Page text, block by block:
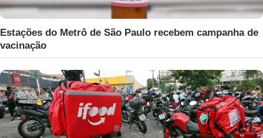
Estações do Metrô de São Paulo recebem campanha de
vacinação